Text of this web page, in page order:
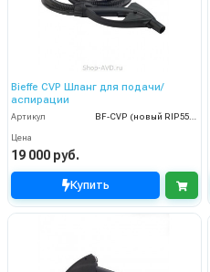
Bieffe CVP Шланг для подачи/
аспирации
Артикул BF-CVP (новый RIP5501)
Цена
19 000 руб.
Купить